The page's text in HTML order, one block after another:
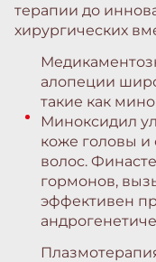
терапии до
хирургических
алопеции
такие как
Миноксидил
коже головы и
волос.
гормонов,
эффективен